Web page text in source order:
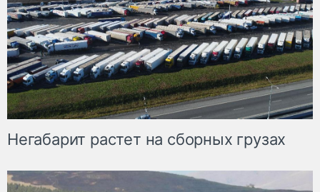
Негабарит растет на сборных грузах